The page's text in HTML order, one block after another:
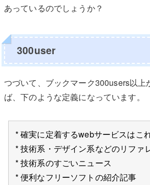
あっているのでしょうか？
300user
つづいて、ブックマーク300users以上
ば、下のような定義になっています。
* 確実に定着するwebサービスはこ
* 技術系・デザイン系などのリファ
* 技術系のすごいニュース
* 便利なフリーソフトの紹介記事